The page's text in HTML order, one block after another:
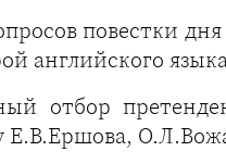
повестки
английского
отбор
Е.В.Ершова,